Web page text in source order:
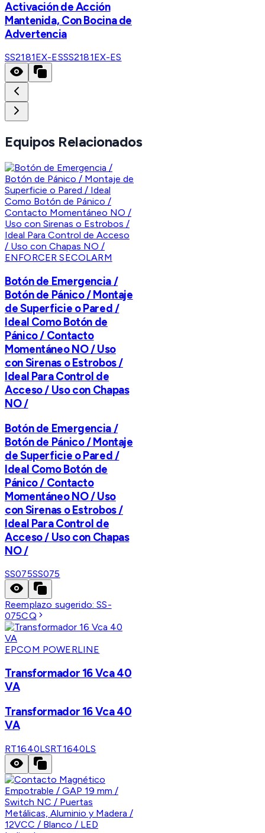
Activación de Acción
Mantenida, Con Bocina de
Advertencia
SS2181EX-ESSS2181EX-ES
Equipos Relacionados
ENFORCER SECOLARM
Botón de Emergencia /
Botón de Pánico / Montaje
de Superficie o Pared /
Ideal Como Botón de
Pánico / Contacto
Momentáneo NO / Uso
con Sirenas o Estrobos /
Ideal Para Control de
Acceso / Uso con Chapas
NO /
Botón de Emergencia /
Botón de Pánico / Montaje
de Superficie o Pared /
Ideal Como Botón de
Pánico / Contacto
Momentáneo NO / Uso
con Sirenas o Estrobos /
Ideal Para Control de
Acceso / Uso con Chapas
NO /
SS075SS075
Reemplazo sugerido:SS-
075CQ
EPCOM POWERLINE
Transformador 16 Vca 40
VA
Transformador 16 Vca 40
VA
RT1640LSRT1640LS